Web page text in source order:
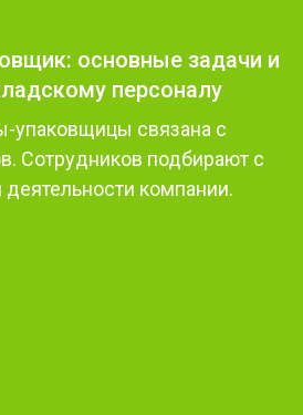
основные задачи и
персоналу
упаковщицы связана с
Сотрудников подбирают с
компании.